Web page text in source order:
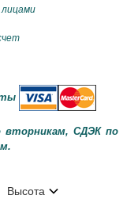
вторникам, СДЭК по
Высота